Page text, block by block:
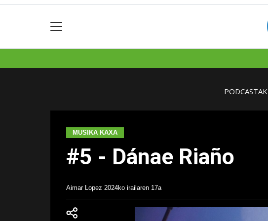
PODCASTAK
MUSIKA KAXA
#5 - Dánae Riaño
Aimar Lopez 2024ko irailaren 17a